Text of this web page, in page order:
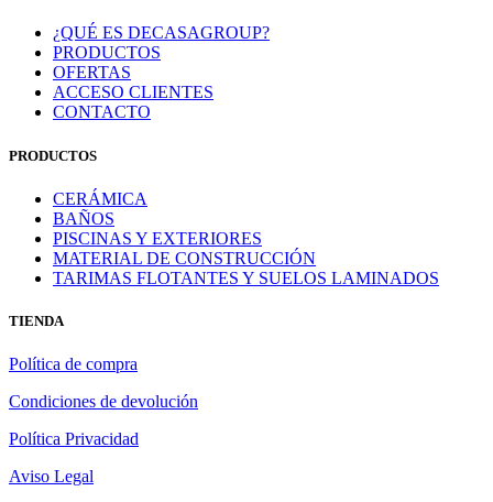
¿QUÉ ES DECASAGROUP?
PRODUCTOS
OFERTAS
ACCESO CLIENTES
CONTACTO
PRODUCTOS
CERÁMICA
BAÑOS
PISCINAS Y EXTERIORES
MATERIAL DE CONSTRUCCIÓN
TARIMAS FLOTANTES Y SUELOS LAMINADOS
TIENDA
Política de compra
Condiciones de devolución
Política Privacidad
Aviso Legal